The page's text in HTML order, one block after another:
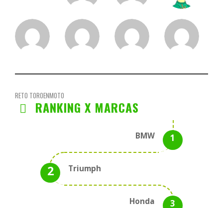
RETO TOROENMOTO
RANKING X MARCAS
BMW
Triumph
Honda